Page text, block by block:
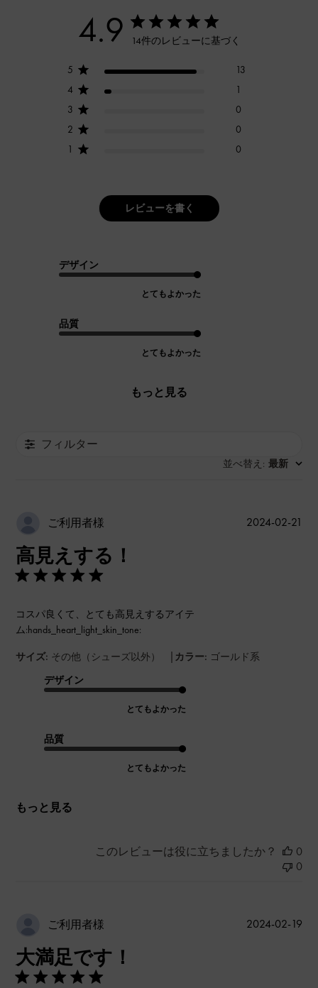
4.9 14件のレビューに基づく
5
13
4
1
3
0
2
0
1
0
レビューを書く
デザイン
とてもよかった
品質
とてもよかった
もっと見る
フィルター
並べ替え : 最新
ご利用者様
高見えする！
コスパ良くて、とても高見えするアイテ
ム:hands_heart_light_skin_tone:
サイズ: その他（シューズ以外） | カラー: ゴールド系
デザイン
とてもよかった
品質
とてもよかった
もっと見る
2024-02-21
このレビューは役に立ちましたか？
0
0
ご利用者様
大満足です！
公
2024-02-19